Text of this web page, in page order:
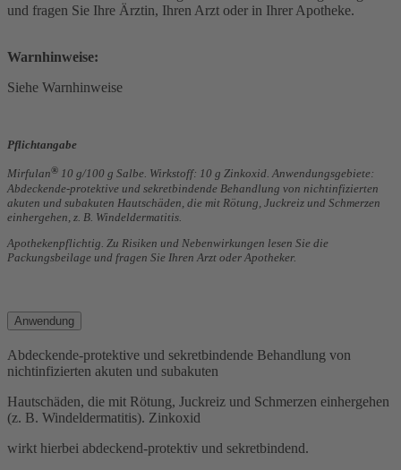
und fragen Sie Ihre Ärztin, Ihren Arzt oder in Ihrer Apotheke.
Warnhinweise:
Siehe Warnhinweise
Pflichtangabe
Mirfulan® 10 g/100 g Salbe. Wirkstoff: 10 g Zinkoxid. Anwendungsgebiete:
Abdeckende-protektive und sekretbindende Behandlung von nichtinfizierten
akuten und subakuten Hautschäden, die mit Rötung, Juckreiz und Schmerzen
einhergehen, z. B. Windeldermatitis.
Apothekenpflichtig. Zu Risiken und Nebenwirkungen lesen Sie die
Packungsbeilage und fragen Sie Ihren Arzt oder Apotheker.
Anwendung
Abdeckende-protektive und sekretbindende Behandlung von
nichtinfizierten akuten und subakuten
Hautschäden, die mit Rötung, Juckreiz und Schmerzen einhergehen
(z. B. Windeldermatitis). Zinkoxid
wirkt hierbei abdeckend-protektiv und sekretbindend.